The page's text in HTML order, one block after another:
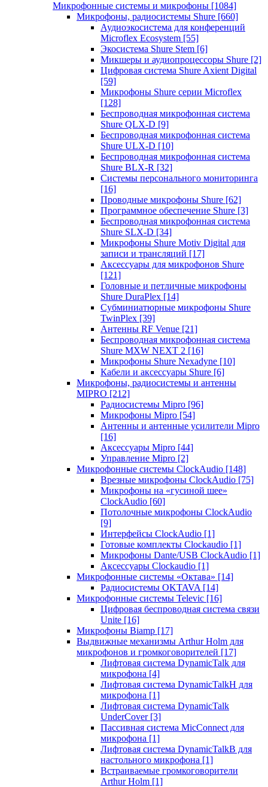
Микрофонные системы и микрофоны [1084]
Микрофоны, радиосистемы Shure [660]
Аудиоэкосистема для конференций
Microflex Ecosystem [55]
Экосистема Shure Stem [6]
Микшеры и аудиопроцессоры Shure [2]
Цифровая система Shure Axient Digital
[59]
Микрофоны Shure серии Microflex
[128]
Беспроводная микрофонная система
Shure QLX-D [9]
Беспроводная микрофонная система
Shure ULX-D [10]
Беспроводная микрофонная система
Shure BLX-R [32]
Системы персонального мониторинга
[16]
Проводные микрофоны Shure [62]
Программное обеспечение Shure [3]
Беспроводная микрофонная система
Shure SLX-D [34]
Микрофоны Shure Motiv Digital для
записи и трансляций [17]
Аксессуары для микрофонов Shure
[121]
Головные и петличные микрофоны
Shure DuraPlex [14]
Субминиатюрные микрофоны Shure
TwinPlex [39]
Антенны RF Venue [21]
Беспроводная микрофонная система
Shure MXW NEXT 2 [16]
Микрофоны Shure Nexadyne [10]
Кабели и аксессуары Shure [6]
Микрофоны, радиосистемы и антенны
MIPRO [212]
Радиосистемы Mipro [96]
Микрофоны Mipro [54]
Антенны и антенные усилители Mipro
[16]
Аксессуары Mipro [44]
Управление Mipro [2]
Микрофонные системы ClockAudio [148]
Врезные микрофоны ClockAudio [75]
Микрофоны на «гусиной шее»
ClockAudio [60]
Потолочные микрофоны ClockAudio
[9]
Интерфейсы ClockAudio [1]
Готовые комплекты Clockaudio [1]
Микрофоны Dante/USB ClockAudio [1]
Аксессуары Clockaudio [1]
Микрофонные системы «Октава» [14]
Радиосистемы OKTAVA [14]
Микрофонные системы Televic [16]
Цифровая беспроводная система связи
Unite [16]
Микрофоны Biamp [17]
Выдвижные механизмы Arthur Holm для
микрофонов и громкоговорителей [17]
Лифтовая система DynamicTalk для
микрофона [4]
Лифтовая система DynamicTalkH для
микрофона [1]
Лифтовая система DynamicTalk
UnderCover [3]
Пассивная система MicConnect для
микрофона [1]
Лифтовая система DynamicTalkB для
настольного микрофона [1]
Встраиваемые громкоговорители
Arthur Holm [1]